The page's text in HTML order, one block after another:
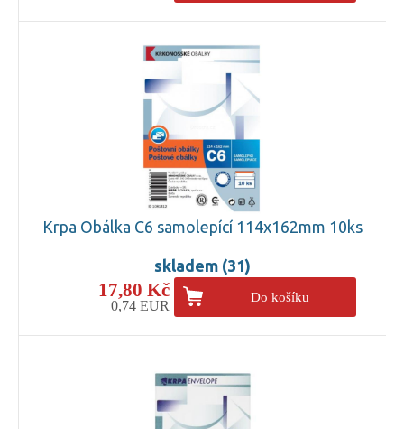
Krpa Obálka C6 samolepící 114x162mm 10ks
skladem (31)
17,80 Kč
0,74 EUR
Do košíku